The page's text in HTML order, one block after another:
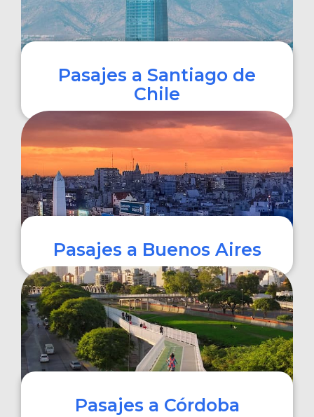
Pasajes a Santiago de
Chile
Pasajes a Buenos Aires
COMPRAR
Pasajes a Córdoba